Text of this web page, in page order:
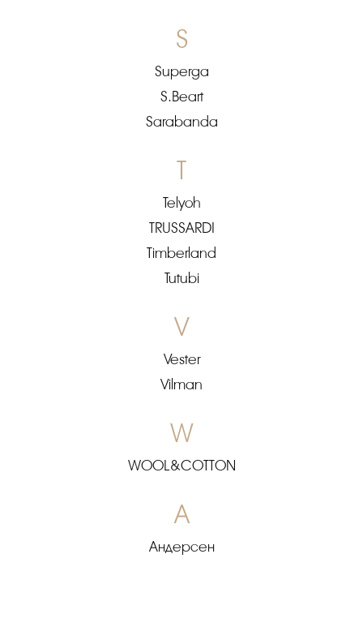
S
Superga
S.Beart
Sarabanda
T
Telyoh
TRUSSARDI
Timberland
Tutubi
V
Vester
Vilman
W
WOOL&COTTON
А
Андерсен